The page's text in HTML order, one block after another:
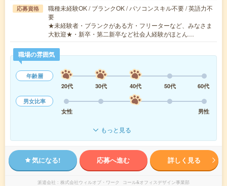
応募資格
職種未経験OK / ブランクOK / パソコンスキル不要 / 英語力不
要
★未経験者・ブランクがある方・フリーターなど、みなさま
大歓迎★・新卒・第二新卒など社会人経験がほとん…
職場の雰囲気
年齢層
20代
30代 40代 50代
60代
男女比率
女性
男性
もっと見る
気になる! 応募へ進む 詳しく見る
派遣会社 株式会社ウィルオブ・ワーク コール&オフィスデザイン事業部